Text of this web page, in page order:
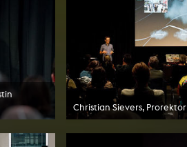
Christian Sievers, Prorektor